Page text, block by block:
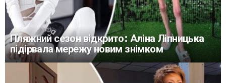
Пляжний сезон відкрито: Аліна Ліпницька
підірвала мережу новим знімком